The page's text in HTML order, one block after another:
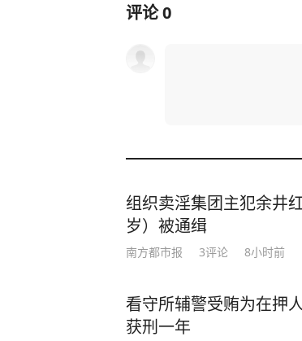
评论0
组织卖淫集团主犯余井
岁）被通缉
南方都市报 3评论 8小时前
看守所辅警受贿为在押
获刑一年